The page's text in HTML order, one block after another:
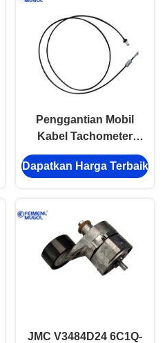
Penggantian Mobil
Kabel Tachometer
Khusus 8-94176220-0
ISUZU NHR NKR
Dapatkan Harga Terbaik
JMC V3484D24 6C1Q-